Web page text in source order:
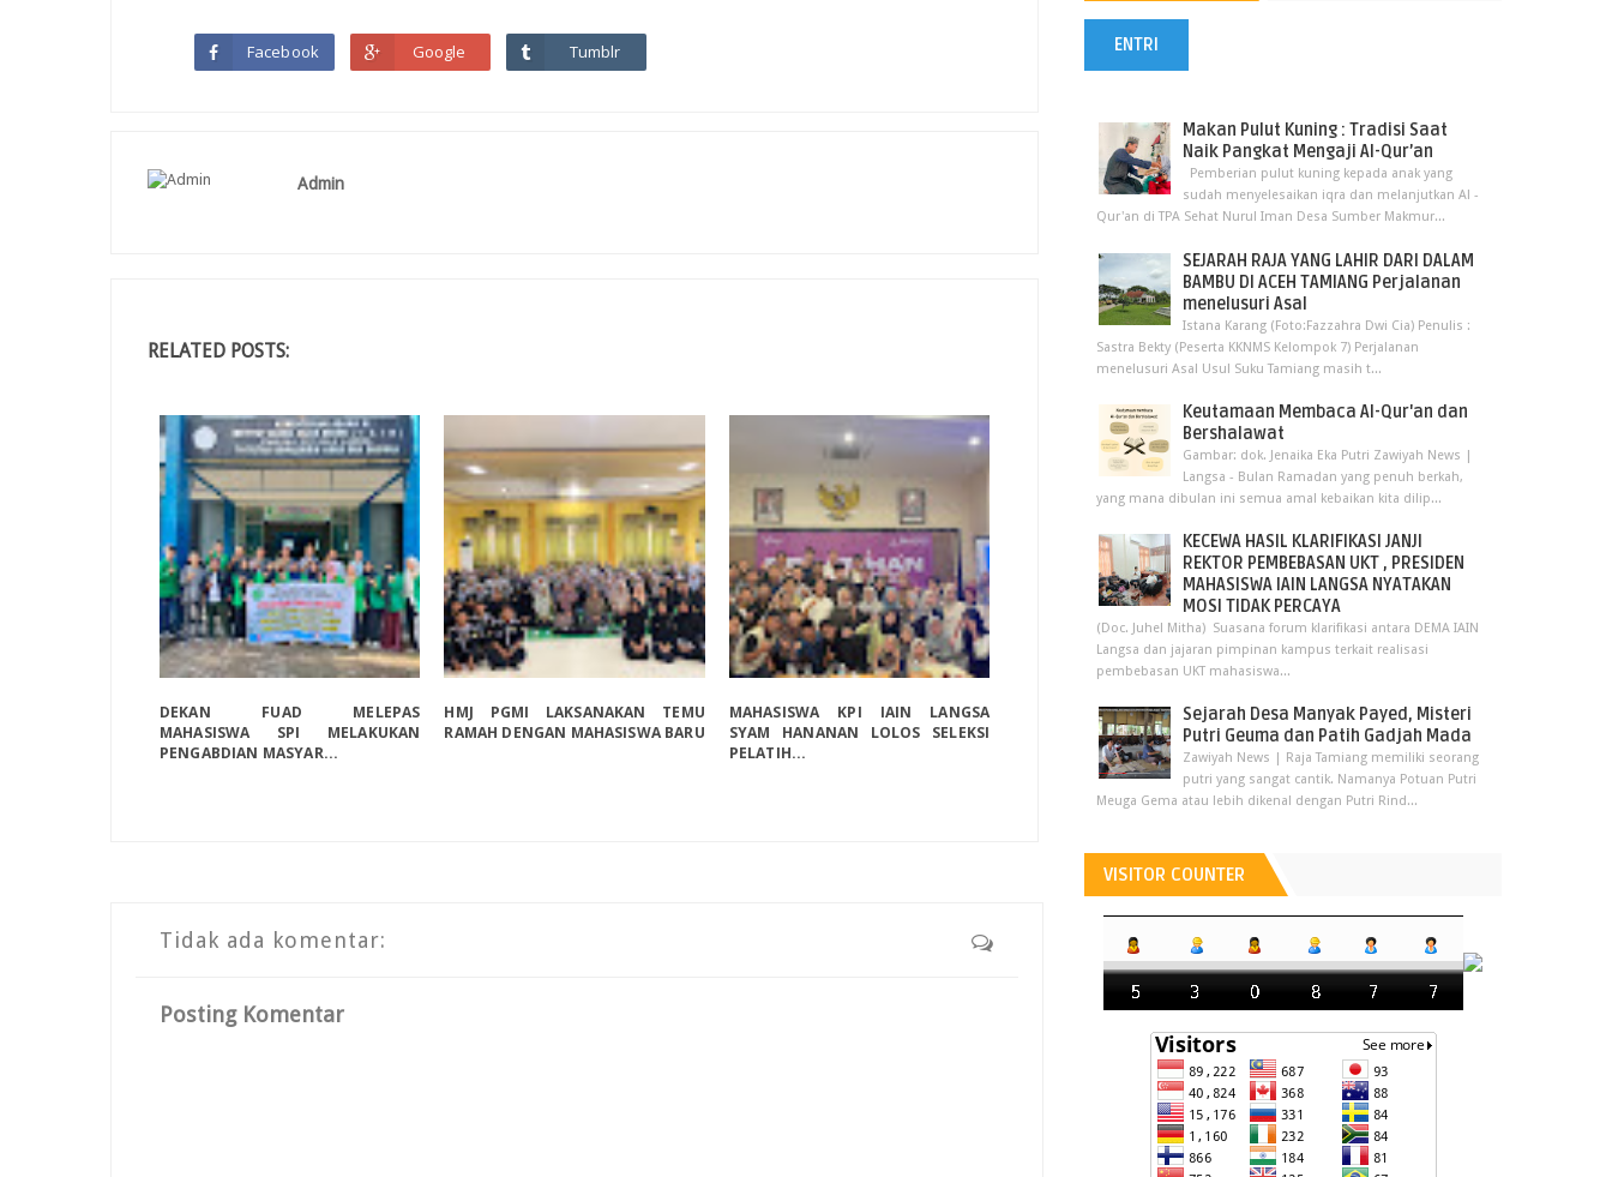
Facebook Google Tumblr
Admin
RELATED POSTS:
DEKAN FUAD MELEPAS
MAHASISWA SPI MELAKUKAN
PENGABDIAN MASYAR...
HMJ PGMI LAKSANAKAN TEMU
RAMAH DENGAN MAHASISWA BARU
MAHASISWA KPI IAIN LANGSA
SYAM HANANAN LOLOS SELEKSI
PELATIH...
Tidak ada komentar:
Posting Komentar
ENTRI
Makan Pulut Kuning : Tradisi Saat
Naik Pangkat Mengaji Al-Qur’an
Pemberian pulut kuning kepada anak yang
sudah menyelesaikan iqra dan melanjutkan Al -
Qur'an di TPA Sehat Nurul Iman Desa Sumber Makmur...
SEJARAH RAJA YANG LAHIR DARI DALAM
BAMBU DI ACEH TAMIANG Perjalanan
menelusuri Asal
Istana Karang (Foto:Fazzahra Dwi Cia) Penulis :
Sastra Bekty (Peserta KKNMS Kelompok 7) Perjalanan
menelusuri Asal Usul Suku Tamiang masih t...
Keutamaan Membaca Al-Qur'an dan
Bershalawat
Gambar: dok. Jenaika Eka Putri Zawiyah News |
Langsa - Bulan Ramadan yang penuh berkah,
yang mana dibulan ini semua amal kebaikan kita dilip...
KECEWA HASIL KLARIFIKASI JANJI
REKTOR PEMBEBASAN UKT , PRESIDEN
MAHASISWA IAIN LANGSA NYATAKAN
MOSI TIDAK PERCAYA
(Doc. Juhel Mitha) Suasana forum klarifikasi antara DEMA IAIN
Langsa dan jajaran pimpinan kampus terkait realisasi
pembebasan UKT mahasiswa...
Sejarah Desa Manyak Payed, Misteri
Putri Geuma dan Patih Gadjah Mada
Zawiyah News | Raja Tamiang memiliki seorang
putri yang sangat cantik. Namanya Potuan Putri
Meuga Gema atau lebih dikenal dengan Putri Rind...
VISITOR COUNTER